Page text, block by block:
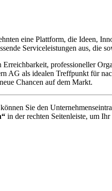
eine Plattform, die Ideen,
Serviceleistungen aus, die
professioneller
AG als idealen Treffpunkt für
Chancen auf dem Markt.
Sie den
in der rechten Seitenleiste, um